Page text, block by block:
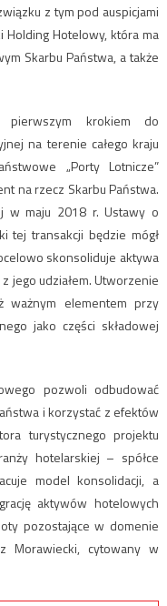
z tym pod auspicjami
Holding Hotelowy, która ma
Skarbu Państwa, a także
pierwszym krokiem do
na terenie całego kraju
„Porty Lotnicze”
na rzecz Skarbu Państwa.
w maju 2018 r. Ustawy o
tej transakcji będzie mógł
skonsoliduje aktywa
jego udziałem. Utworzenie
ważnym elementem przy
jako części składowej
pozwoli odbudować
i korzystać z efektów
turystycznego projektu
hotelarskiej – spółce
model konsolidacji, a
aktywów hotelowych
pozostające w domenie
Morawiecki, cytowany w